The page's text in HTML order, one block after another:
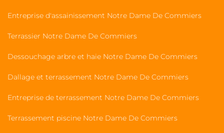
Entreprise d'assainissement Notre Dame De Commiers
Terrassier Notre Dame De Commiers
Dessouchage arbre et haie Notre Dame De Commiers
Dallage et terrassement Notre Dame De Commiers
Entreprise de terrassement Notre Dame De Commiers
Terrassement piscine Notre Dame De Commiers